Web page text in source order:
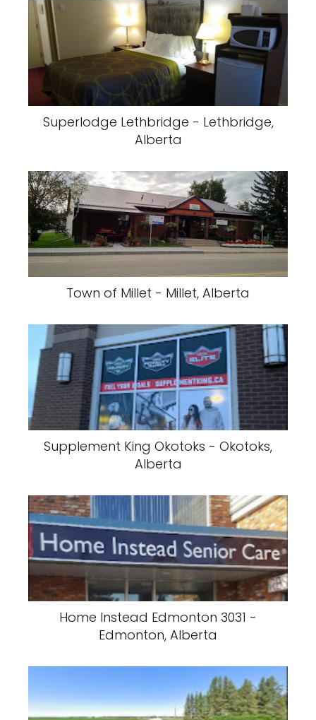
Superlodge Lethbridge - Lethbridge,
Alberta
Town of Millet - Millet, Alberta
Supplement King Okotoks - Okotoks,
Alberta
Home Instead Edmonton 3031 -
Edmonton, Alberta